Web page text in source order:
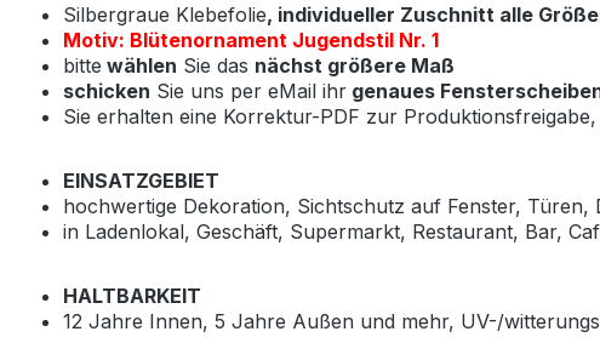
Silbergraue Klebefolie, individueller Zuschnitt alle
Motiv: Blütenornament Jugendstil Nr. 1
bitte wählen Sie das nächst größere Maß
schicken Sie uns per eMail ihr genaues
Sie erhalten eine Korrektur-PDF zur
EINSATZGEBIET
hochwertige Dekoration, Sichtschutz auf Fenster,
in Ladenlokal, Geschäft, Supermarkt, Restaurant, Bar,
HALTBARKEIT
12 Jahre Innen, 5 Jahre Außen und mehr, UV-/